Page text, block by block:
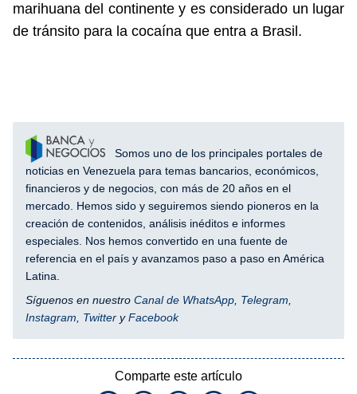
marihuana del continente y es considerado un lugar
de tránsito para la cocaína que entra a Brasil.
Somos uno de los principales portales de
noticias en Venezuela para temas bancarios, económicos,
financieros y de negocios, con más de 20 años en el
mercado. Hemos sido y seguiremos siendo pioneros en la
creación de contenidos, análisis inéditos e informes
especiales. Nos hemos convertido en una fuente de
referencia en el país y avanzamos paso a paso en América
Latina.
Síguenos en nuestro Canal de WhatsApp, Telegram,
Instagram, Twitter yFacebook
Comparte este artículo